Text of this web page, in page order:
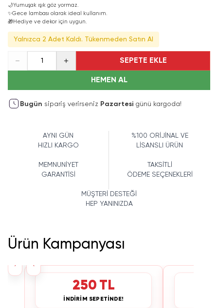
🌙Yumuşak ışık göz yormaz.
✨Gece lambası olarak ideal kullanım.
🎁Hediye ve dekor için uygun.
Yalnızca 2 Adet Kaldı. Tükenmeden Satın Al
1 SEPETE EKLE
HEMEN AL
Bugün sipariş verirseniz Pazartesi günü kargoda!
AYNI GÜN
HIZLI KARGO
%100 ORİJİNAL VE
LİSANSLI ÜRÜN
MEMNUNİYET
GARANTİSİ
TAKSİTLİ
ÖDEME SEÇENEKLERİ
MÜŞTERİ DESTEĞİ
HEP YANINIZDA
Ürün Kampanyası
‹
›
250 TL
İNDİRİM SEPETİNDE!